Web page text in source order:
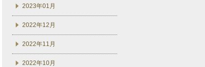
2023年01月
2022年12月
2022年11月
2022年10月